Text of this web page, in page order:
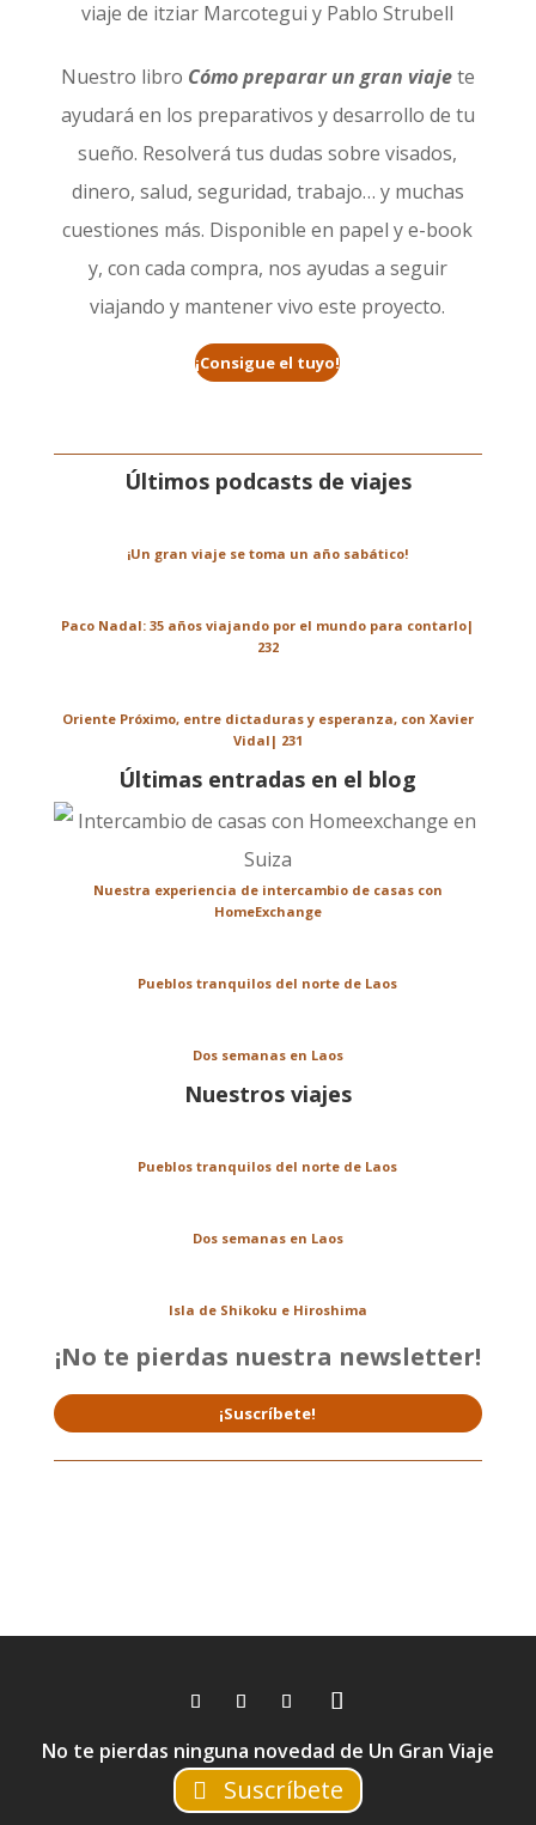
Nuestro libro Cómo preparar un gran viajete
ayudará en los preparativos y desarrollo de tu
sueño. Resolverá tus dudas sobre visados,
dinero, salud, seguridad, trabajo… y muchas
cuestiones más. Disponible en papel y e-book
y, con cada compra, nos ayudas a seguir
viajando y mantener vivo este proyecto.
¡Consigue el tuyo!
Últimos podcasts de viajes
¡Un gran viaje se toma un año sabático!
Paco Nadal: 35 años viajando por el mundo para contarlo|
232
Oriente Próximo, entre dictaduras y esperanza, con Xavier
Vidal| 231
Últimas entradas en el blog
Nuestra experiencia de intercambio de casas con
HomeExchange
Pueblos tranquilos del norte de Laos
Dos semanas en Laos
Nuestros viajes
Pueblos tranquilos del norte de Laos
Dos semanas en Laos
Isla de Shikoku e Hiroshima
¡No te pierdas nuestra newsletter!
¡Suscríbete!
No te pierdas ninguna novedad de Un Gran Viaje
Suscríbete